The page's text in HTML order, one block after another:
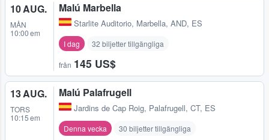
10 AUG.
MÅN
10:00 em
Malú Marbella
Starlite Auditorio, Marbella, AND, ES
I dag 32 biljetter tillgängliga
från 145 US$
13 AUG.
TORS
10:15 em
Malú Palafrugell
Jardins de Cap Roig, Palafrugell, CT, ES
Denna vecka 30 biljetter tillgängliga